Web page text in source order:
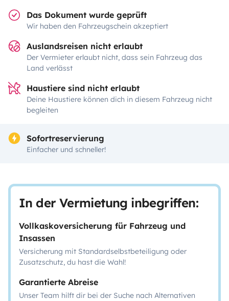
Das Dokument wurde geprüft
Wir haben den Fahrzeugschein akzeptiert
Auslandsreisen nicht erlaubt
Der Vermieter erlaubt nicht, dass sein Fahrzeug das
Land verlässt
Haustiere sind nicht erlaubt
Deine Haustiere können dich in diesem Fahrzeug nicht
begleiten
Sofortreservierung
Einfacher und schneller!
In der Vermietung inbegriffen:
Vollkaskoversicherung für Fahrzeug und
Insassen
Versicherung mit Standardselbstbeteiligung oder
Zusatzschutz, du hast die Wahl!
Garantierte Abreise
Unser Team hilft dir bei der Suche nach Alternativen